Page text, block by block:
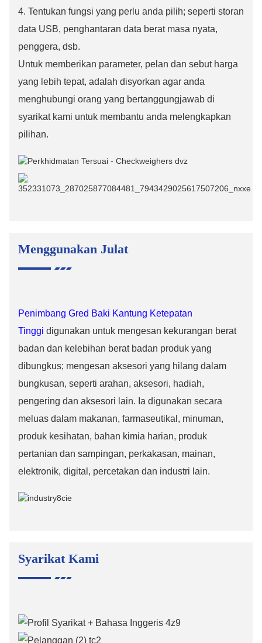
4. Tentukan fungsi yang perlu anda pilih; seperti storan
data USB, penghantaran data berat masa nyata,
penggera, dsb.
Untuk memberikan parameter, pelan dan sebut harga
yang lebih tepat, adalah disyorkan agar anda
menghubungi orang yang bertanggungjawab di
syarikat kami untuk membantu anda melengkapkan
pilihan.
Menggunakan Julat
Penimbang Gred Baki Kantung Ketepatan
Tinggi digunakan untuk mengesan kekurangan berat
badan dan kelebihan berat badan produk yang
dibungkus; mengesan aksesori yang hilang dalam
bungkusan, seperti arahan, aksesori, hadiah,
pengering dan aksesori lain. Ia digunakan secara
meluas dalam makanan, farmaseutikal, minuman,
produk kesihatan, bahan kimia harian, produk
pertanian dan sampingan, perkakasan, mainan,
elektronik, digital, percetakan dan industri lain.
Syarikat Kami